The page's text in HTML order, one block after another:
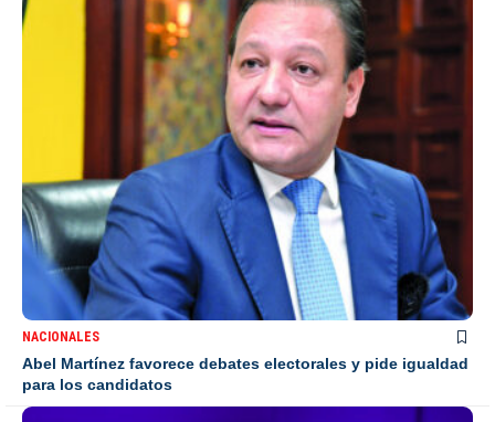
NACIONALES
Abel Martínez favorece debates electorales y pide igualdad
para los candidatos